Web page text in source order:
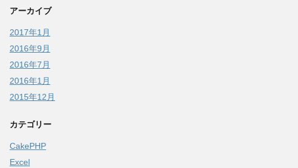
アーカイブ
2017年1月
2016年9月
2016年7月
2016年1月
2015年12月
カテゴリー
CakePHP
Excel